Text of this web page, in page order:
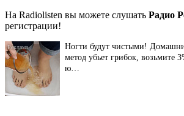
На Radiolisten вы можете слушать Радио
регистрации!
Ногти будут чистыми!
метод убьет грибок, возьмите
ю…